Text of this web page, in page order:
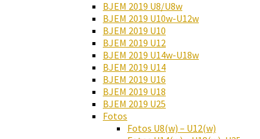
BJEM 2019 U8/U8w
BJEM 2019 U10w-U12w
BJEM 2019 U10
BJEM 2019 U12
BJEM 2019 U14w-U18w
BJEM 2019 U14
BJEM 2019 U16
BJEM 2019 U18
BJEM 2019 U25
Fotos
Fotos U8(w) – U12(w)